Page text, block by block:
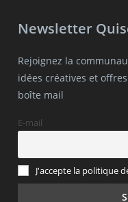
Newsletter
Rejoignez la
idées créatives et
boîte mail
E-mail
J'accepte la politique